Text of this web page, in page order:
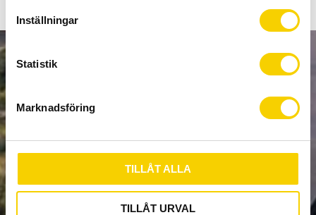
y
c
k
s
v
a
Inställningar
Statistik
Marknadsföring
TILLÅT ALLA
TILLÅT URVAL
PRENUMERERA
Dina personuppgifter behandlas i enlighet med vår
integritetspolicy.